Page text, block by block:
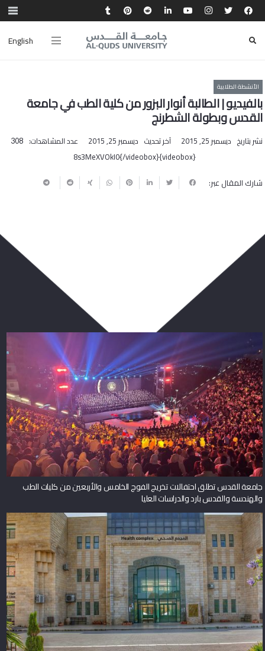
English
الأنشطة الطلابية
بالفيديو | الطالبة أنوار البزور من كلية الطب في جامعة
القدس وبطولة الشطرنج
نشر بتاريخ ديسمبر 25, 2015 آخر تحديث ديسمبر 25, 2015 عدد المشاهدات: 308
{videobox}8s3MeXVOkI0{/videobox}
شارك المقال عبر:
جامعة القدس تطلق احتفالات تخريج الفوج الخامس والأربعين من كليات الطب
والهندسة والقدس بارد والدراسات العليا